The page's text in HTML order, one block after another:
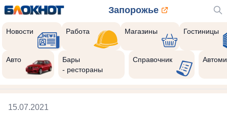
Запорожье
Новости Работа Магазины Гостиницы
Авто
Бары
- рестораны
Справочник
15.07.2021